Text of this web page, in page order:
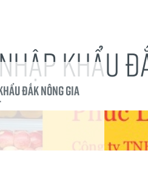
KHẨU
Đắk Nông Gia